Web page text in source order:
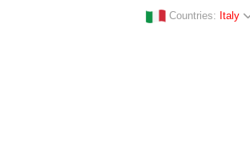
Countries: Italy